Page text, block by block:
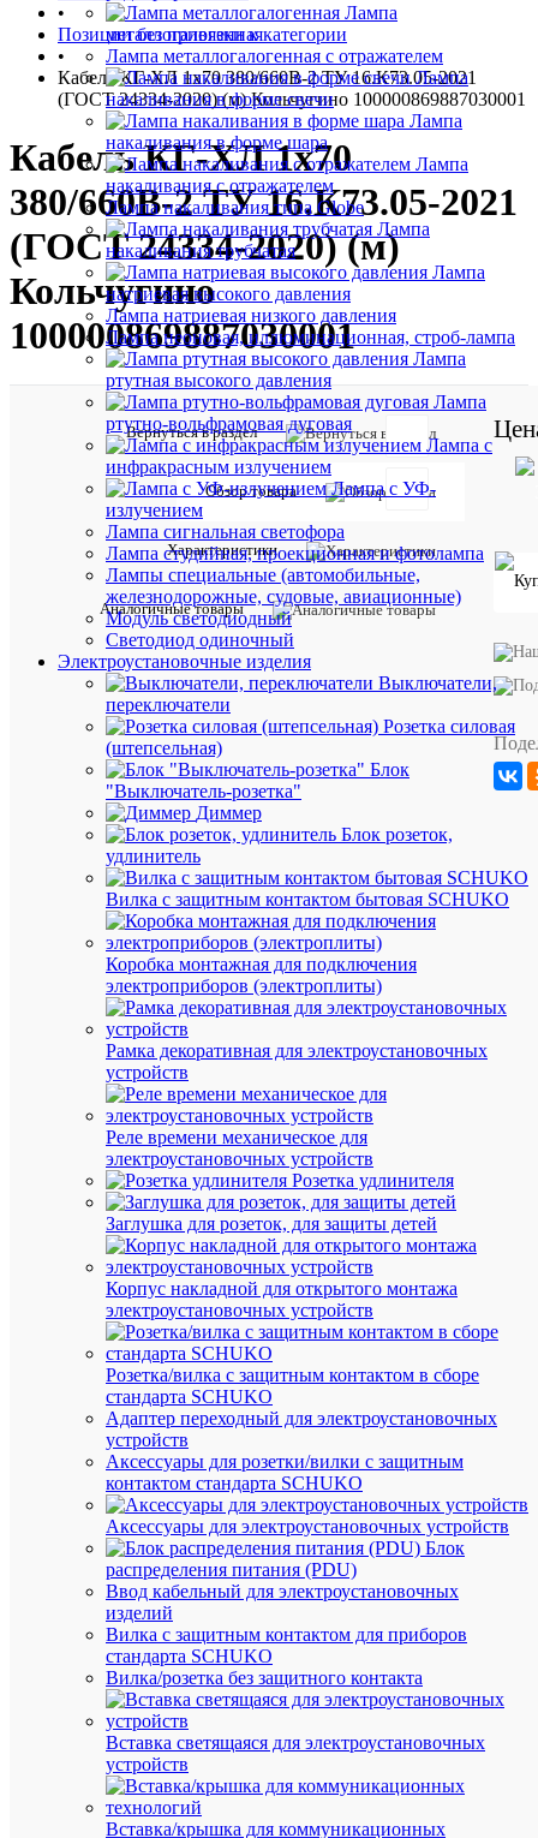
Лампа
металлогалогенная
Лампа металлогалогенная с отражателем
Лампа
накаливания в форме свечи
Лампа
накаливания в форме шара
Лампа
накаливания с отражателем
Лампа накаливания типа Globe
Лампа
накаливания трубчатая
Лампа
натриевая высокого давления
Лампа натриевая низкого давления
Лампа неоновая, иллюминационная, строб-лампа
Лампа
ртутная высокого давления
Лампа
ртутно-вольфрамовая дуговая
Лампа с
инфракрасным излучением
Лампа с УФ-
излучением
Лампа сигнальная светофора
Лампа студийная, проекционная и фотолампа
Лампы специальные (автомобильные,
железнодорожные, судовые, авиационные)
Модуль светодиодный
Светодиод одиночный
Электроустановочные изделия
Выключатели,
переключатели
Розетка силовая
(штепсельная)
Блок
"Выключатель-розетка"
Диммер
Блок розеток,
удлинитель
Вилка с защитным контактом бытовая SCHUKO
Коробка монтажная для подключения
электроприборов (электроплиты)
Рамка декоративная для электроустановочных
устройств
Реле времени механическое для
электроустановочных устройств
Розетка удлинителя
Заглушка для розеток, для защиты детей
Корпус накладной для открытого монтажа
электроустановочных устройств
Розетка/вилка с защитным контактом в сборе
стандарта SCHUKO
Адаптер переходный для электроустановочных
устройств
Аксессуары для розетки/вилки с защитным
контактом стандарта SCHUKO
Аксессуары для электроустановочных устройств
Блок
распределения питания (PDU)
Ввод кабельный для электроустановочных
изделий
Вилка с защитным контактом для приборов
стандарта SCHUKO
Вилка/розетка без защитного контакта
Вставка светящаяся для электроустановочных
устройств
Вставка/крышка для коммуникационных
•
Позиции без привязки к категории
•
Кабель КГ-ХЛ 1х70 380/660В-2 ТУ 16.К73.05-2021
(ГОСТ 24334-2020) (м) Кольчугино 100000869887030001
Кабель КГ-ХЛ 1х70
380/660В-2 ТУ 16.К73.05-2021
(ГОСТ 24334-2020) (м)
Кольчугино
100000869887030001
Вернуться в раздел
Обзор товара
Характеристики
Аналогичные товары
(мм)
1000
(мм)
11
Ширина
11
метр